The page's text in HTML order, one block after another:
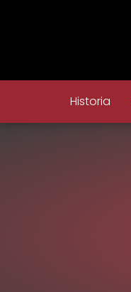
Historia